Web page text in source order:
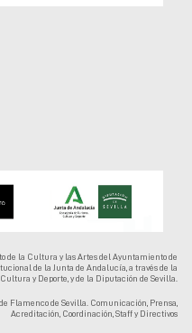
de la Cultura y las Artes del Ayuntamiento de
de la Junta de Andalucía, a través de la
y Deporte, y de la Diputación de Sevilla.
Flamenco de Sevilla. Comunicación, Prensa,
Acreditación, Coordinación, Staff y Directivos